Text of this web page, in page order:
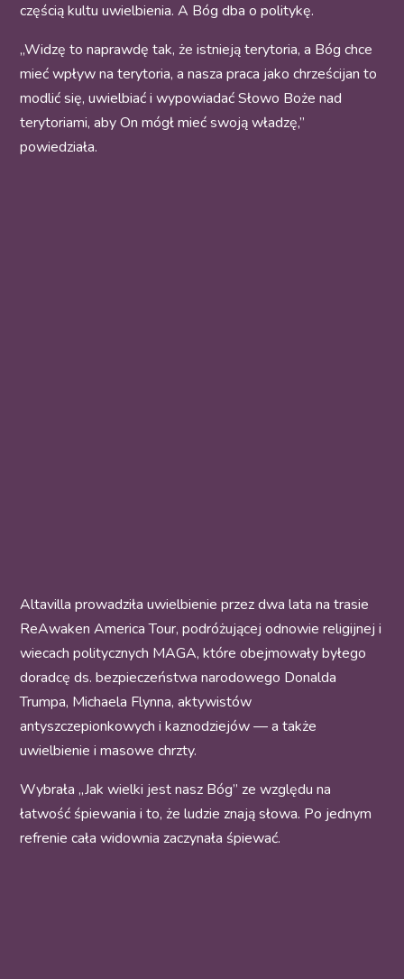
częścią kultu uwielbienia. A Bóg dba o politykę.
„Widzę to naprawdę tak, że istnieją terytoria, a Bóg chce
mieć wpływ na terytoria, a nasza praca jako chrześcijan to
modlić się, uwielbiać i wypowiadać Słowo Boże nad
terytoriami, aby On mógł mieć swoją władzę,”
powiedziała.
Altavilla prowadziła uwielbienie przez dwa lata na trasie
ReAwaken America Tour, podróżującej odnowie religijnej i
wiecach politycznych MAGA, które obejmowały byłego
doradcę ds. bezpieczeństwa narodowego Donalda
Trumpa, Michaela Flynna, aktywistów
antyszczepionkowych i kaznodziejów — a także
uwielbienie i masowe chrzty.
Wybrała „Jak wielki jest nasz Bóg” ze względu na
łatwość śpiewania i to, że ludzie znają słowa. Po jednym
refrenie cała widownia zaczynała śpiewać.